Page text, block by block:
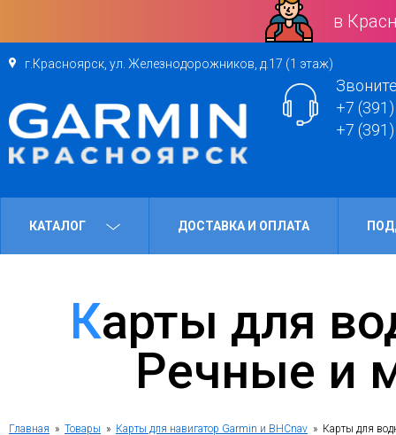
в
г.Красноярск, ул. Железнодорожников, д.17 (1 этаж)
+7
+7
КАТАЛОГ ДОСТАВКА И ОПЛАТА
Карты для водного транспорта
Речные и
Главная » Товары » Карты для навигатор Garmin и BHCnav » Карты для